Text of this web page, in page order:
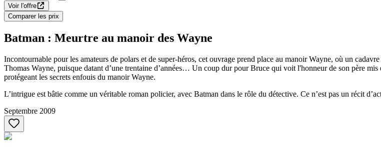
Voir l'offre
Comparer les prix
Batman : Meurtre au manoir des Wayne
Incontournable pour les amateurs de polars et de super-héros, cet ouvrage prend place au manoir Wayne, où un
Thomas Wayne, puisque datant d’une trentaine d’années… Un coup dur pour Bruce qui voit l'honneur de son père
protégeant les secrets enfouis du manoir Wayne.
L’intrigue est bâtie comme un véritable roman policier, avec Batman dans le rôle du détective. Ce n’est pas un récit
Septembre 2009